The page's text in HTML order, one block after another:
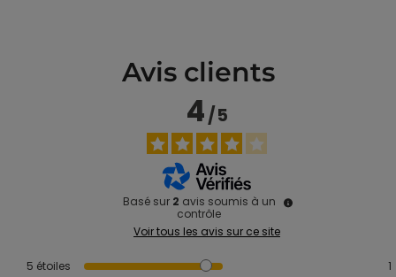
Avis clients
4/5
Basé sur 2 avis soumis à un
contrôle
Voir tous les avis sur ce site
5 étoiles
1